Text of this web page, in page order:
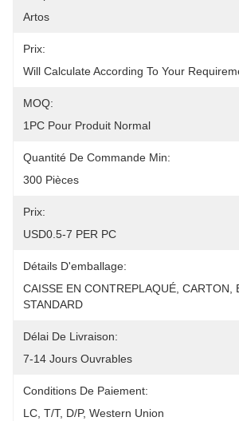
Artos
Prix:
Will Calculate According To Your
MOQ:
1PC Pour Produit Normal
Quantité De Commande Min:
300 Pièces
Prix:
USD0.5-7 PER PC
Détails D'emballage:
CAISSE EN CONTREPLAQUÉ, CARTON,
STANDARD
Délai De Livraison:
7-14 Jours Ouvrables
Conditions De Paiement:
LC, T/T, D/P, Western Union